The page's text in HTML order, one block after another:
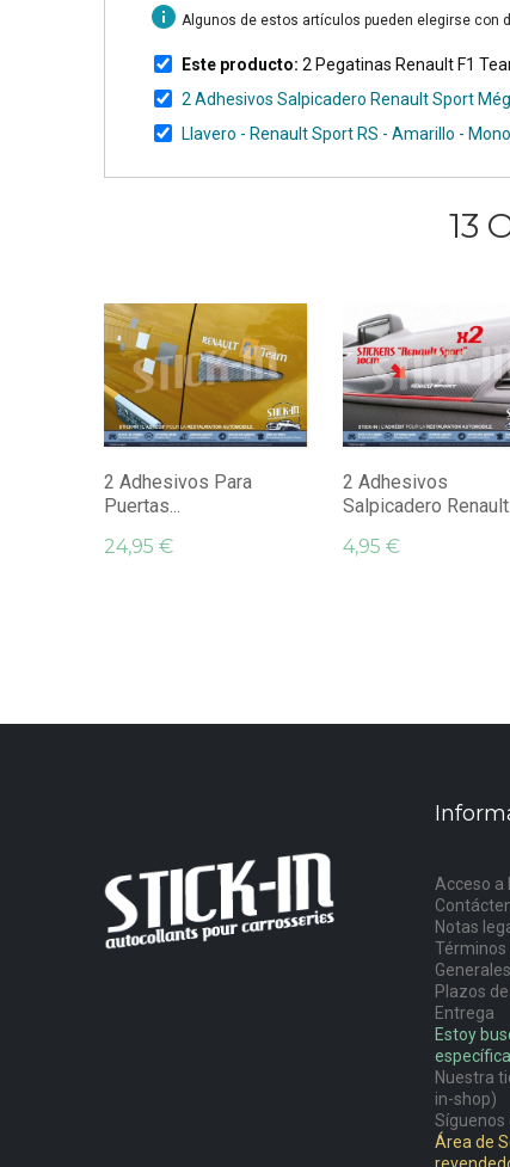
info Algunos de estos artículos pueden elegirse con
Este producto: 2 Pegatinas Renault F1
2 Adhesivos Salpicadero Renault Sport
Llavero - Renault Sport RS - Amarillo -
13
2 Adhesivos Para
Puertas...
24,95 €
2 Adhesivos
Salpicadero Renault...
4,95 €
Acceso a
Notas
Términos
Plazos
Entrega
Estoy
específica
Nuestra
in-shop)
Síguenos
Área de